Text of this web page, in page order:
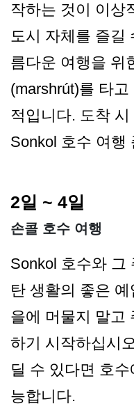
작하는 것이 이상
도시 자체를 즐길
름다운 여행을 위
(marshrút)를 타
적입니다. 도착
Sonkol 호수 여행
2일 ~ 4일
손콜 호수 여행
Sonkol 호수와 그
탄 생활의 좋은
을에 머물지 말고
하기 시작하십시
딜 수 있다면 호
능합니다.